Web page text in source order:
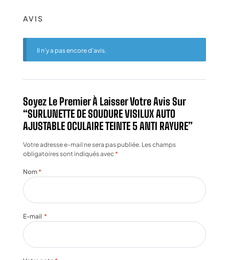
AVIS
Il n’y a pas encore d’avis.
Soyez Le Premier À Laisser Votre Avis Sur
“SURLUNETTE DE SOUDURE VISILUX AUTO
AJUSTABLE OCULAIRE TEINTE 5 ANTI RAYURE”
Votre adresse e-mail ne sera pas publiée. Les champs
obligatoires sont indiqués avec*
Nom *
E-mail *